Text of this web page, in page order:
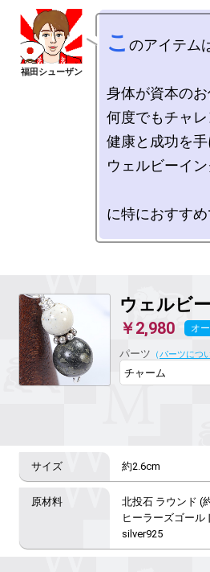
こ のアイテム
身体が資本の
何度でもチャ
健康と成功を
ウェルビーイ
ウェルビ
￥2,980 オ
パーツ （パーツにつ
約2.6cm
北投石 ラウンド (
ヒーラーズゴール
silver925